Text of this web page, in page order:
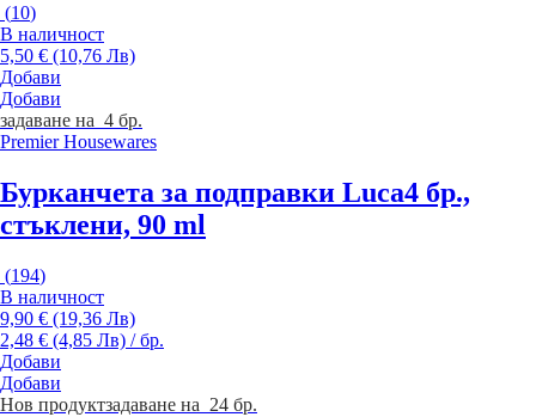
(10)
В наличност
5,50 € (10,76 Лв)
Добави
Добави
задаване на 4 бр.
Premier Housewares
Бурканчета за подправки Luca4 бр.,
стъклени, 90 ml
(194)
В наличност
9,90 € (19,36 Лв)
2,48 € (4,85 Лв) / бр.
Добави
Добави
Нов продуктзадаване на 24 бр.